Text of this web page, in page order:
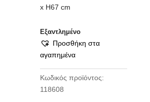
x H67 cm
Εξαντλημένο
Προσθήκη στα
αγαπημένα
Κωδικός προϊόντος:
118608